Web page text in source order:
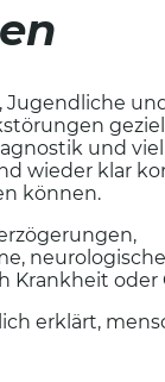
und
wieder klar
können.
Krankheit oder
erklärt,